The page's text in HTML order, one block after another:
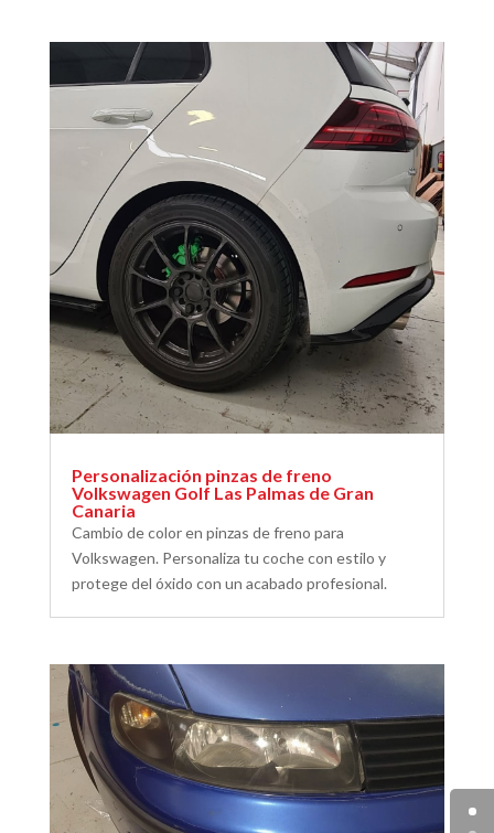
Personalización pinzas de freno
Volkswagen Golf Las Palmas de Gran
Canaria
Cambio de color en pinzas de freno para
Volkswagen. Personaliza tu coche con estilo y
protege del óxido con un acabado profesional.